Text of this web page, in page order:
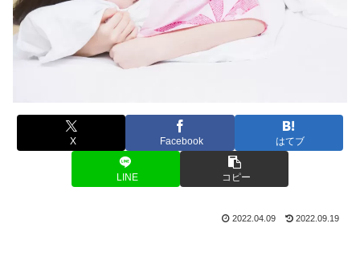
X Facebook はてブ
LINE コピー
2022.04.09 2022.09.19